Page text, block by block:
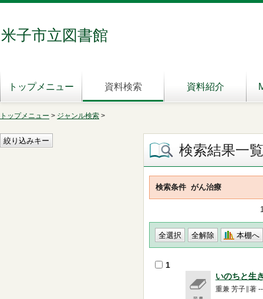
米子市立図書館
トップメニュー 資料検索 資料紹介
トップメニュー > ジャンル検索 >
検索結果一覧
検索条件 がん治療
本棚へ
1
いのちと生
重兼 芳子∥著